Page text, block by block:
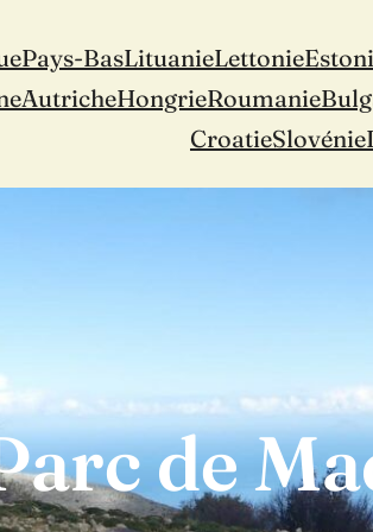
Pays-BasLituanieLettonie
AutricheHongrieRoumanie
CroatieSlovénie
de